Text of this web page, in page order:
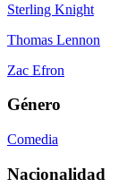
Sterling Knight
Thomas Lennon
Zac Efron
Género
Comedia
Nacionalidad